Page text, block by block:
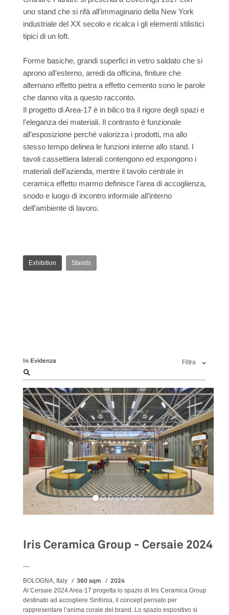
uno stand che si rifà all’immaginario della New York
industriale del XX secolo e ricalca i gli elementi stilistici
tipici di un loft.
Forme basiche, grandi superfici in vetro saldato che si
aprono all’esterno, arredi da officina, finiture che
alternano effetto pietra a effetto cemento sono le parole
che danno vita a questo racconto.
Il progetto di Area-17 è in bilico tra il rigore degli spazi e
l’eleganza dei materiali. Il contrasto è funzionale
all’esposizione perché valorizza i prodotti, ma allo
stesso tempo delinea le funzioni interne allo stand. I
tavoli cassettiera laterali contengono ed espongono i
materiali dell’azienda, mentre il tavolo centrale in
ceramica effetto marmo definisce l’area di accoglienza,
snodo e luogo di incontro informale all’interno
dell’ambiente di lavoro.
Exhibition Stands
In Evidenza Filtra
Iris Ceramica Group - Cersaie 2024
BOLOGNA, Italy 360 sqm 2024
Al Cersaie 2024 Area-17 progetta lo spazio di Iris Ceramica Group
destinato ad accogliere Sinfonia, il concept pensato per
rappresentare l’anima corale del brand. Lo spazio espositivo si